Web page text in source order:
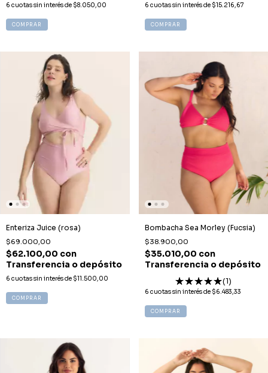
6 cuotas sin interés de $8.050,00
COMPRAR
6 cuotas sin interés de $15.216,67
COMPRAR
Enteriza Juice (rosa)
$69.000,00
$62.100,00 con
Transferencia o depósito
6 cuotas sin interés de $11.500,00
COMPRAR
Bombacha Sea Morley (Fucsia)
$38.900,00
$35.010,00 con
Transferencia o depósito
(1)
6 cuotas sin interés de $6.483,33
COMPRAR